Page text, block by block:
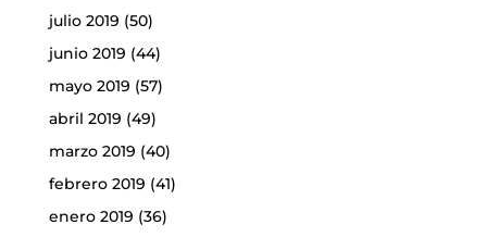
julio 2019 (50)
junio 2019 (44)
mayo 2019 (57)
abril 2019 (49)
marzo 2019 (40)
febrero 2019 (41)
enero 2019 (36)